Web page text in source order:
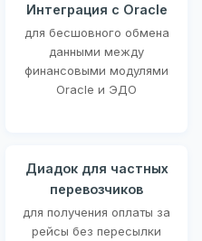
Интеграция с Oracle
для бесшовного обмена
данными между
финансовыми модулями
Oracle и ЭДО
Диадок для частных
перевозчиков
для получения оплаты за
рейсы без пересылки